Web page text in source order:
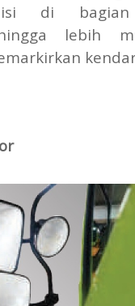
di bagian
lebih